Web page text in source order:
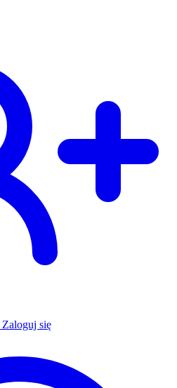
Zaloguj się